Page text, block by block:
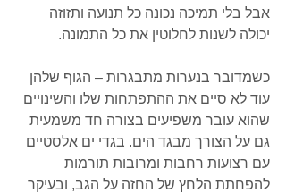
אבל בלי תמיכה נכונה כל תנועה ותזוזה
יכולה לשנות לחלוטין את כל התמונה.
כשמדובר בנערות מתבגרות – הגוף שלהן
עוד לא סיים את ההתפתחות שלו והשינויים
שהוא עובר משפיעים בצורה חד משמעית
גם על הצורך מבגד הים. בגדי ים אלסטיים
עם רצועות רחבות ומרובות תורמות
להפחתת הלחץ של החזה על הגב, ובעיקר